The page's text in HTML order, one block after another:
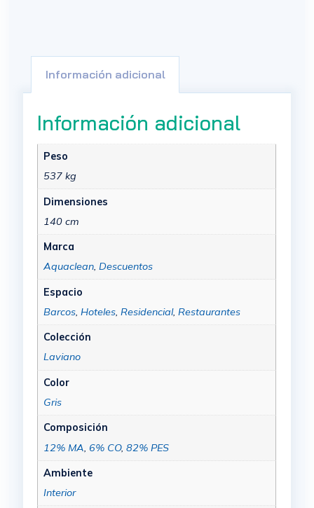
Información adicional
Información adicional
Peso
537 kg
Dimensiones
140 cm
Marca
Aquaclean, Descuentos
Espacio
Barcos, Hoteles, Residencial, Restaurantes
Colección
Laviano
Color
Gris
Composición
12% MA 6% CO, 82% PES
Ambiente
Interior